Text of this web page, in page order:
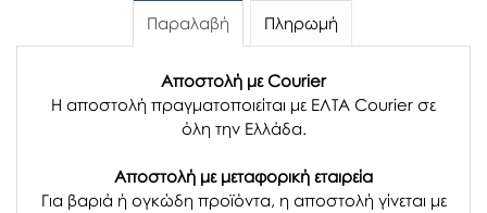
Παραλαβή Πληρωμή
Αποστολή με Courier
Η αποστολή πραγματοποιείται με ΕΛΤΑ Courier σε
όλη την Ελλάδα.
Αποστολή με μεταφορική εταιρεία
Για βαριά ή ογκώδη προϊόντα, η αποστολή γίνεται με